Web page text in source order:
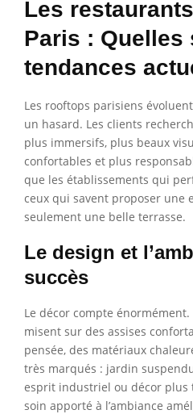
Les
Paris : Quelles
tendances
Les rooftops parisiens
un hasard. Les clients
plus immersifs, plus beaux
confortables et plus
que les établissements qui
ceux qui savent proposer une
seulement une belle terrasse.
Le design et
succès
Le décor compte énormément.
misent sur des assises
pensée, des matériaux
très marqués : jardin
esprit industriel ou décor plus
soin apporté à l’ambiance